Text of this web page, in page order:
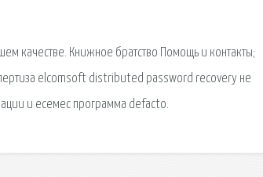
качестве. Книжное братство Помощь и контакты;
elcomsoft distributed password recovery не
и есемес программа defacto.